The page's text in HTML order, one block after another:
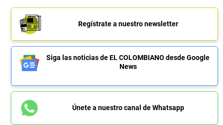
Regístrate a nuestro newsletter
Siga las noticias de EL COLOMBIANO desde Google
News
Únete a nuestro canal de Whatsapp